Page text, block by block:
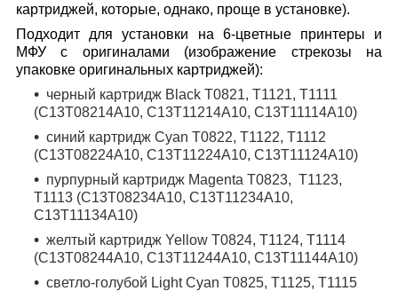
картриджей, которые, однако, проще в установке).
Подходит для установки на 6-цветные принтеры и
МФУ с оригиналами (изображение стрекозы на
упаковке оригинальных картриджей):
черный картридж Black T0821, T1121, T1111
(C13T08214A10, C13T11214A10, C13T11114A10)
синий картридж Cyan T0822, T1122, T1112
(C13T08224A10, C13T11224A10, C13T11124A10)
пурпурный картридж Magenta T0823, T1123,
T1113 (C13T08234A10, C13T11234A10,
C13T11134A10)
желтый картридж Yellow T0824, T1124, T1114
(C13T08244A10, C13T11244A10, C13T11144A10)
светло-голубой Light Cyan T0825, T1125, T1115